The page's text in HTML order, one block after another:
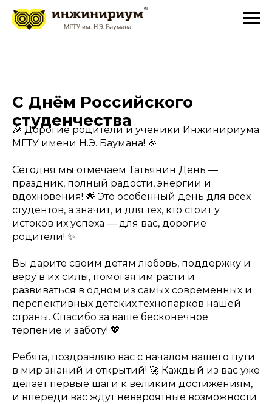
С Днём Российского
студенчества
🎉 Дорогие родители и ученики Инжинириума
МГТУ имени Н.Э. Баумана! 🎉
Сегодня мы отмечаем Татьянин День —
праздник, полный радости, энергии и
вдохновения! 🌟 Это особенный день для всех
студентов, а значит, и для тех, кто стоит у
истоков их успеха — для вас, дорогие
родители! ✨
Вы дарите своим детям любовь, поддержку и
веру в их силы, помогая им расти и
развиваться в одном из самых современных и
перспективных детских технопарков нашей
страны. Спасибо за ваше бесконечное
терпение и заботу! 💖
Ребята, поздравляю вас с началом вашего пути
в мир знаний и открытий! 🚀 Каждый из вас уже
делает первые шаги к великим достижениям,
и впереди вас ждут невероятные возможности